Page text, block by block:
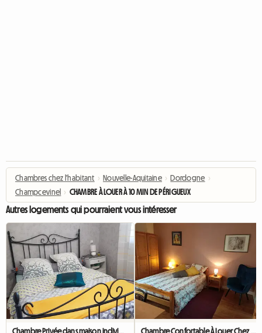
Chambres chez l'habitant › Nouvelle-Aquitaine › Dordogne ›
Champcevinel › CHAMBRE À LOUER À 10 MIN DE PÉRIGUEUX
Autres logements qui pourraient vous intéresser
Chambre Privée dans maison individuelle à Périgueux